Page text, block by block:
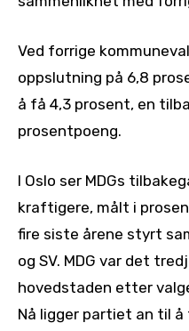
Ved forrige
oppslutning på 6,8
å få 4,3 prosent, en
prosentpoeng.
I Oslo ser MDGs
kraftigere, målt i
fire siste årene styrt
og SV. MDG var det
hovedstaden etter
Nå ligger partiet an til å